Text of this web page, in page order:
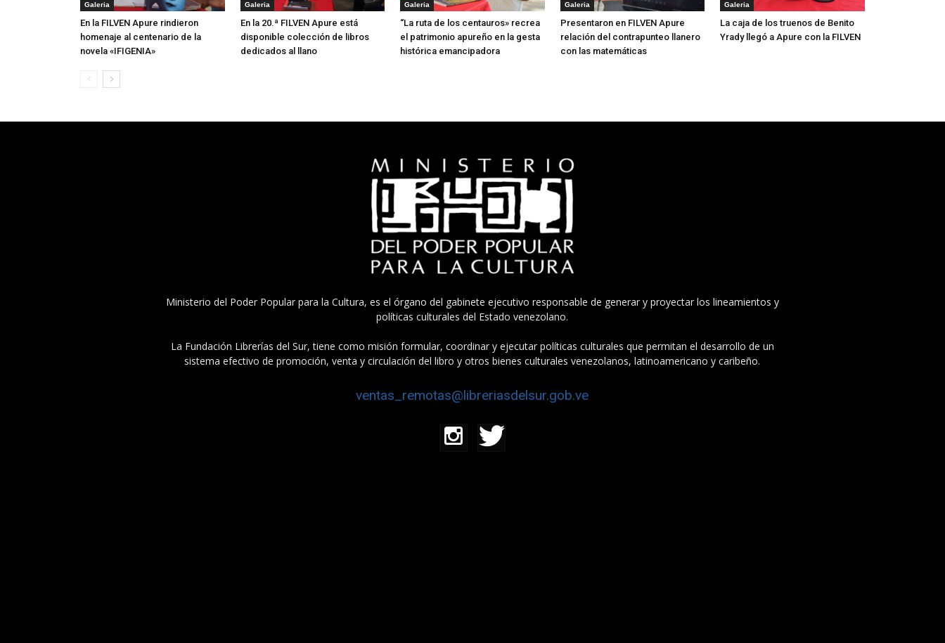
Galeria
En la FILVEN Apure rindieron
homenaje al centenario de la
novela «IFIGENIA»
Galeria
En la 20.ª FILVEN Apure está
disponible colección de libros
dedicados al llano
Galeria
“La ruta de los centauros» recrea
el patrimonio apureño en la gesta
histórica emancipadora
Galeria
Presentaron en FILVEN Apure
relación del contrapunteo llanero
con las matemáticas
Galeria
La caja de los truenos de Benito
Yrady llegó a Apure con la FILVEN
Ministerio del Poder Popular para la Cultura, es el órgano del gabinete ejecutivo responsable de generar y proyectar los lineamientos y
políticas culturales del Estado venezolano.
La Fundación Librerías del Sur, tiene como misión formular, coordinar y ejecutar políticas culturales que permitan el desarrollo de un
sistema efectivo de promoción, venta y circulación del libro y otros bienes culturales venezolanos, latinoamericano y caribeño.
ventas_remotas@libreriasdelsur.gob.ve